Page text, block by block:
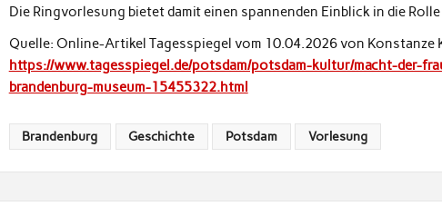
Die Ringvorlesung bietet damit einen spannenden Einblick in die
Quelle: Online-Artikel Tagesspiegel vom 10.04.2026 von Konstanze
https://www.tagesspiegel.de/potsdam/potsdam-kultur/macht-der-
brandenburg-museum-15455322.html
Brandenburg Geschichte Potsdam Vorlesung